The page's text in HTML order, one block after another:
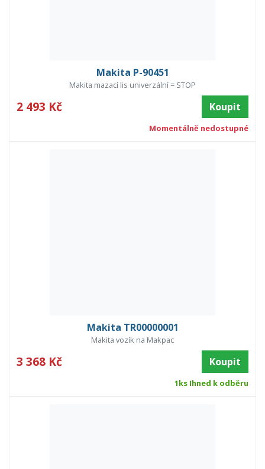
Makita P-90451
Makita mazací lis univerzální = STOP
2 493 Kč Koupit
Momentálně nedostupné
Makita TR00000001
Makita vozík na Makpac
3 368 Kč Koupit
1ks Ihned k odběru